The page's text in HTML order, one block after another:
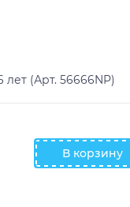
лет (Арт. 56666NP)
В корзину